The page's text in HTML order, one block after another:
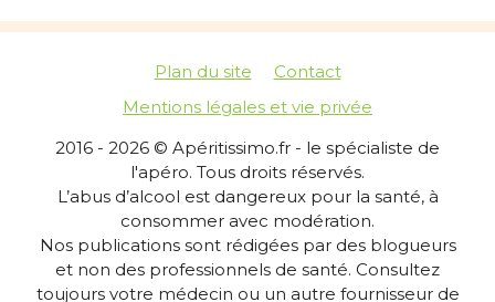
Plan du site
Contact
Mentions légales et vie privée
2016 - 2026 © Apéritissimo.fr - le spécialiste de
l'apéro. Tous droits réservés.
L’abus d’alcool est dangereux pour la santé, à
consommer avec modération.
Nos publications sont rédigées par des blogueurs
et non des professionnels de santé. Consultez
toujours votre médecin ou un autre fournisseur de